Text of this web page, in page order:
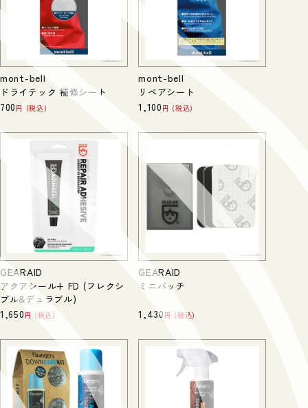
mont-bell
ドライテック 補修シート
700 税込
mont-bell
リペアシート
1,100 税込
GEARAID
アクアシール+ FD (フレクシ
ブル&デュラブル)
1,650 税込
GEARAID
ミニパッチ
1,430 税込